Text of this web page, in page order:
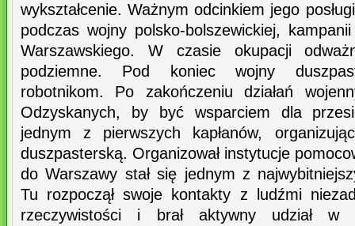
wykształcenie. Ważnym odcinkiem jego
podczas wojny polsko-bolszewickiej,
Warszawskiego. W czasie okupacji
podziemne. Pod koniec wojny
robotnikom. Po zakończeniu działań
Odzyskanych, by być wsparciem dla
jednym z pierwszych kapłanów,
duszpasterską. Organizował instytucje
do Warszawy stał się jednym z
Tu rozpoczął swoje kontakty z ludźmi
rzeczywistości i brał aktywny udział w